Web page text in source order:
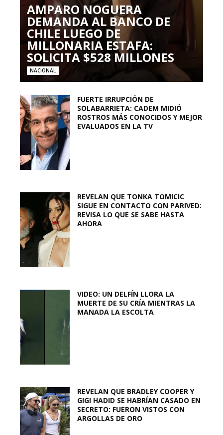
AMPARO NOGUERA
DEMANDA AL BANCO DE
CHILE LUEGO DE
MILLONARIA ESTAFA:
SOLICITA $528 MILLONES
NACIONAL
FUERTE IRRUPCIÓN DE
SOLABARRIETA: CADEM MIDIÓ
ROSTROS MÁS CONOCIDOS Y MEJOR
EVALUADOS EN LA TV
REVELAN QUE TONKA TOMICIC
SIGUE EN CONTACTO CON PARIVED:
REVISA LO QUE SE SABE HASTA
AHORA
VIDEO: UN DELFÍN LLORA LA
MUERTE DE SU CRÍA MIENTRAS LA
MANADA LA ESCOLTA
REVELAN QUE BRADLEY COOPER Y
GIGI HADID SE HABRÍAN CASADO EN
SECRETO: FUERON VISTOS CON
ARGOLLAS DE ORO